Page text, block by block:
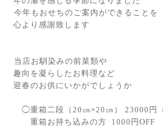
⁡今年もおせちのご案内ができることを
心より感謝致します
⁡当店お馴染みの前菜類や
趣向を凝らしたお料理など
迎春のお供にいかがでしょうか
◯重箱二段（20㎝×20㎝） 23000円（
重箱お持ち込みの方 1000円OFF